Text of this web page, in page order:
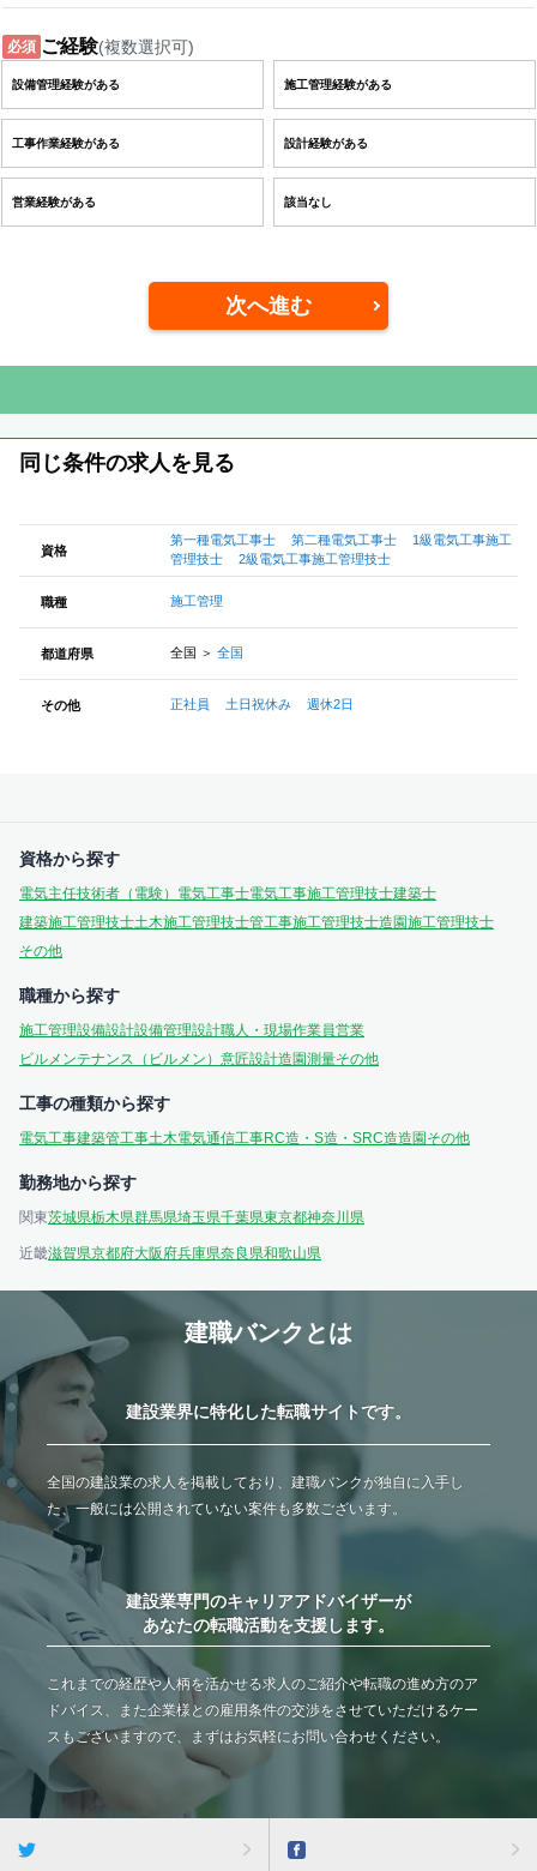
必須 ご経験(複数選択可)
設備管理経験がある 施工管理経験がある
工事作業経験がある 設計経験がある
営業経験がある 該当なし
次へ進む
同じ条件の求人を見る
資格
第一種電気工事士 第二種電気工事士
1級電気工事施工
管理技士
2級電気工事施工管理技士
職種 施工管理
都道府県 全国 ＞ 全国
その他 正社員 土日祝休み 週休2日
資格から探す
電気主任技術者（電験） 電気工事士電気工事施工管理技士建築士
建築施工管理技士土木施工管理技士管工事施工管理技士造園施工管理技士
その他
職種から探す
施工管理設備設計設備管理設計職人・現場作業員営業
ビルメンテナンス（ビルメン） 意匠設計造園測量その他
工事の種類から探す
電気工事建築管工事土木電気通信工事RC造・S造・SRC造造園 その他
勤務地から探す
関東茨城県栃木県群馬県埼玉県千葉県東京都神奈川県
近畿滋賀県京都府大阪府兵庫県奈良県和歌山県
建職バンクとは
建設業界に特化した転職サイトです。
全国の建設業の求人を掲載しており、建職バンクが独自に入手し
た、一般には公開されていない案件も多数ございます。
建設業専門のキャリアアドバイザーが
あなたの転職活動を支援します。
これまでの経歴や人柄を活かせる求人のご紹介や転職の進め方のア
ドバイス、また企業様との雇用条件の交渉をさせていただけるケー
スもございますので、まずはお気軽にお問い合わせください。